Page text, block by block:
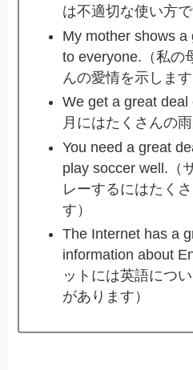
は不適切な使い方で
My mother shows
to everyone.（私の
んの愛情を示します
We get a great
月にはたくさんの雨
You need a great
play soccer well.（
レーするにはたく
す）
The Internet has a
information about
ットには英語につ
があります）